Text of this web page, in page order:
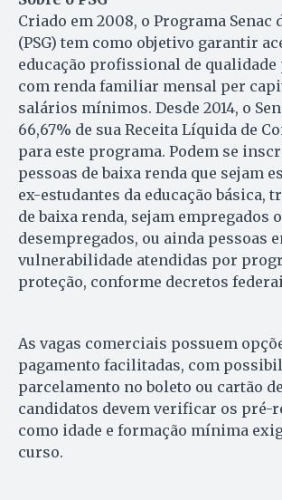
Criado em 2008, o Programa Senac
(PSG) tem como objetivo garantir
educação profissional de qualidade
com renda familiar mensal per
salários mínimos. Desde 2014, o
66,67% de sua Receita Líquida de
para este programa. Podem se
pessoas de baixa renda que sejam
ex-estudantes da educação básica,
de baixa renda, sejam empregados
desempregados, ou ainda pessoas
vulnerabilidade atendidas por
proteção, conforme decretos
As vagas comerciais possuem
pagamento facilitadas, com
parcelamento no boleto ou cartão
candidatos devem verificar os pré-
como idade e formação mínima
curso.